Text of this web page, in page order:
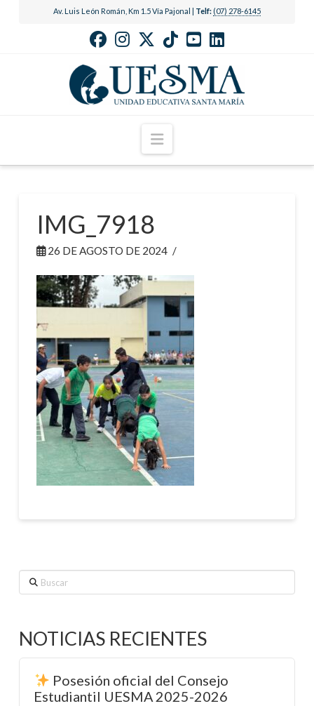
Av. Luis León Román, Km 1.5 Vía Pajonal | Telf: (07) 278-6145
Navigation
IMG_7918
26 DE AGOSTO DE 2024
Buscar
NOTICIAS RECIENTES
Posesión oficial del Consejo
Estudiantil UESMA 2025-2026